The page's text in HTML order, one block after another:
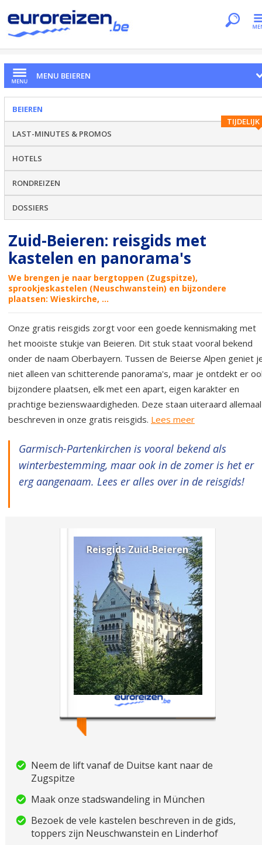
MENU BEIEREN
BEIEREN
TIJDELIJK
LAST-MINUTES & PROMOS
HOTELS
RONDREIZEN
DOSSIERS
Zuid-Beieren: reisgids met
kastelen en panorama's
We brengen je naar bergtoppen (Zugspitze),
sprookjeskastelen (Neuschwanstein) en bijzondere
plaatsen: Wieskirche, ...
Onze gratis reisgids zorgt voor een goede kennismaking met
het mooiste stukje van Beieren. Dit stuk staat vooral bekend
onder de naam Oberbayern. Tussen de Beierse Alpen geniet
niet alleen van schitterende panorama's, maar je ontdekt er
bijzondere plaatsen, elk met een apart, eigen karakter en
prachtige bezienswaardigheden. Deze staan uiteraard allemaal
beschreven in onze gratis reisgids. Lees meer
Garmisch-Partenkirchen is vooral bekend als
winterbestemming, maar ook in de zomer is het er
erg aangenaam. Lees er alles over in de reisgids!
Reisgids Zuid-Beieren
Neem de lift vanaf de Duitse kant naar de
Zugspitze
Maak onze stadswandeling in München
Bezoek de vele kastelen beschreven in de gids,
toppers zijn Neuschwanstein en Linderhof